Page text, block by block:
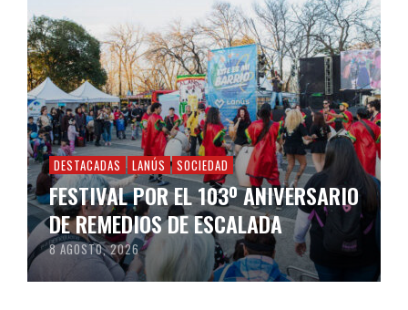
DESTACADAS LANÚS SOCIEDAD
FESTIVAL POR EL 103º ANIVERSARIO
DE REMEDIOS DE ESCALADA
8 AGOSTO, 2026